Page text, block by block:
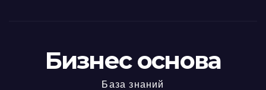
Бизнес основа
База знаний